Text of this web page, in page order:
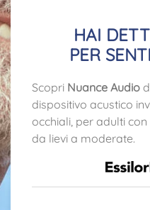
HAI
PER
Scopri Nuance Audio
dispositivo acustico
occhiali, per adulti
da lievi a moderate.